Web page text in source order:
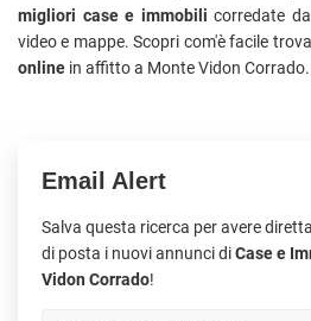
migliori case e immobili corredate
video e mappe. Scopri com'è facile
online in affitto a Monte Vidon Corrado.
Email Alert
Salva questa ricerca per avere
di posta i nuovi annunci diCase e
Vidon Corrado!